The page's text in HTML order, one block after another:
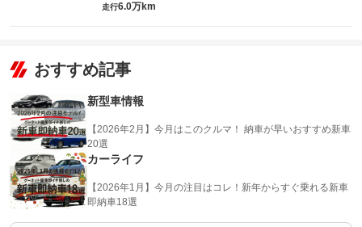
走行6.0万km
おすすめ記事
新型車情報
【2026年2月】今月はこのクルマ！ 納車が早いおすすめ新車
20選
カーライフ
【2026年1月】今月の注目はコレ！新年からすぐ乗れる新車
即納車18選